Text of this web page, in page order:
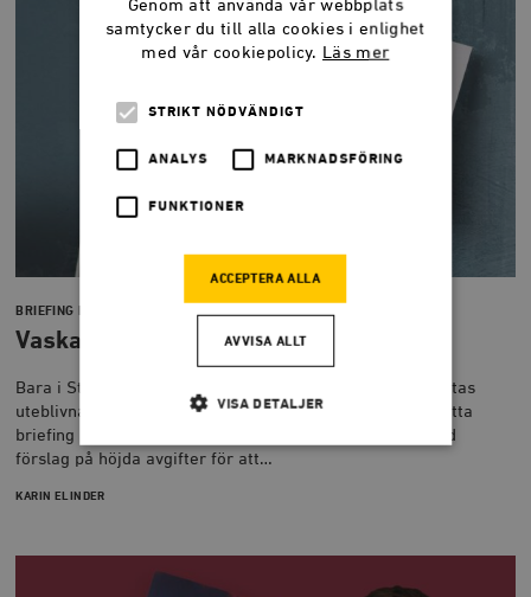
BRIEFING PAPER
Vaskade vårdbesök
Bara i Stockholm och Västra Götalandsregionen uppskattas
uteblivna vårdbesök kosta över 2 miljarder varje år. I detta
briefing paper undersöks omfattningen av slöseriet, med
förslag på höjda avgifter för att…
KARIN ELINDER
Genom att använda vår webbplats
samtycker du till alla cookies i enlighet
med vår cookiepolicy. Läs mer
STRIKT NÖDVÄNDIGT
ANALYS MARKNADSFÖRING
FUNKTIONER
ACCEPTERA ALLA
AVVISA ALLT
VISA DETALJER
Strikt nödvändiga kakor tillåter
kärnwebbplatsfunktioner som användarinloggning